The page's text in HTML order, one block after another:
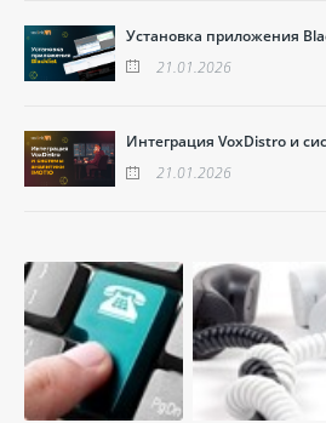
Установка приложения
21.01.2026
Интеграция VoxDistro и
21.01.2026